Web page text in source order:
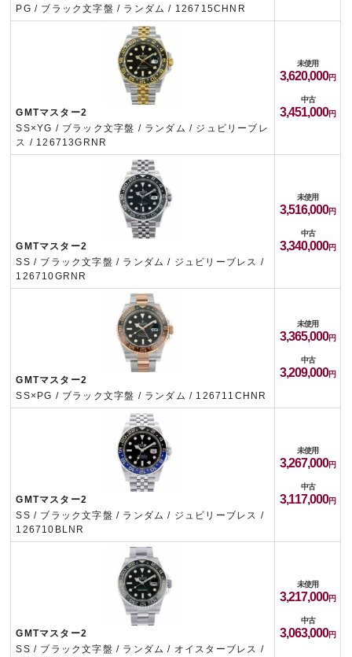
PG / ブラック文字盤 / ランダム / 126715CHNR
GMTマスター2
SS×YG / ブラック文字盤 / ランダム / ジュビリーブレ
ス / 126713GRNR
未使用
3,620,000
中古
3,451,000
GMTマスター2
SS / ブラック文字盤 / ランダム / ジュビリーブレス /
126710GRNR
未使用
3,516,000
中古
3,340,000
GMTマスター2
SS×PG / ブラック文字盤 / ランダム / 126711CHNR
未使用
3,365,000
中古
3,209,000
GMTマスター2
SS / ブラック文字盤 / ランダム / ジュビリーブレス /
126710BLNR
未使用
3,267,000
中古
3,117,000
GMTマスター2
SS / ブラック文字盤 / ランダム / オイスターブレス /
未使用
3,217,000
中古
3,063,000